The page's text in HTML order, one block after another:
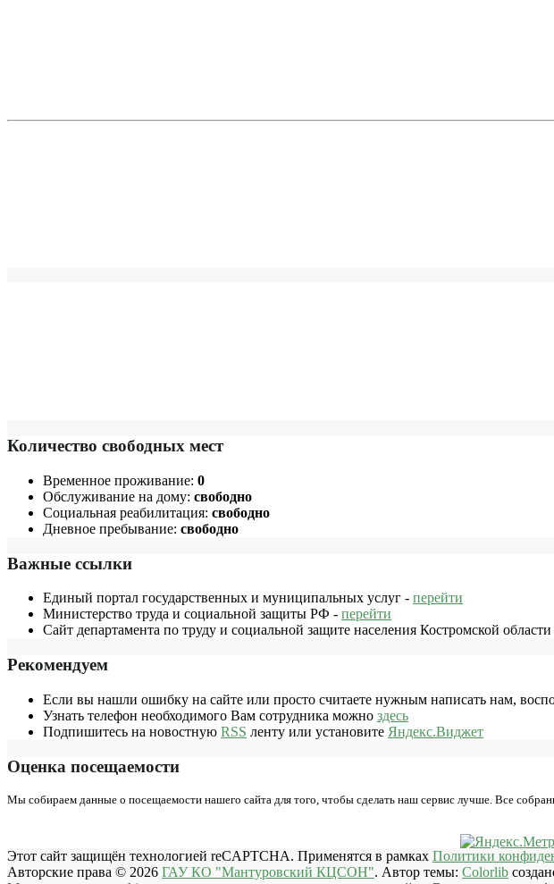
Количество свободных мест
Временное проживание: 0
Обслуживание на дому: свободно
Социальная реабилитация: свободно
Дневное пребывание: свободно
Важные ссылки
Единый портал государственных и муниципальных услуг - перейти
Министерство труда и социальной защиты РФ - перейти
Сайт департамента по труду и социальной защите населения Костромской области
Рекомендуем
Если вы нашли ошибку на сайте или просто считаете нужным написать нам,
Узнать телефон необходимого Вам сотрудника можно здесь
Подпишитесь на новостную RSS ленту или установите Яндекс.Виджет
Оценка посещаемости
Мы собираем данные о посещаемости нашего сайта для того, чтобы сделать наш сервис лучше. Все
Этот сайт защищён технологией reCAPTCHA. Применятся в рамках Политики
Авторские права © 2026 ГАУ КО "Мантуровский КЦСОН". Автор темы: Colorlib